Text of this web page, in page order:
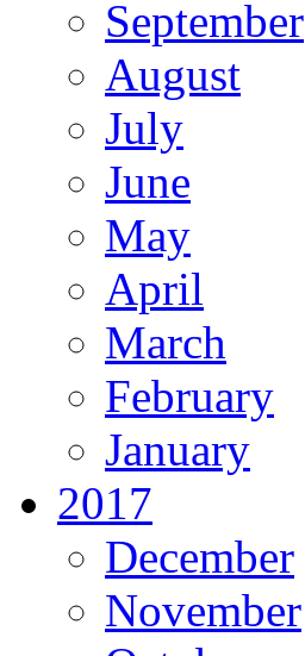
September
August
July
June
May
April
March
February
January
2017
December
November